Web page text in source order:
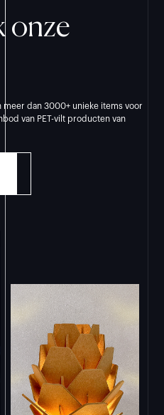
onze
dan 3000+ unieke items voor
van PET-vilt producten van